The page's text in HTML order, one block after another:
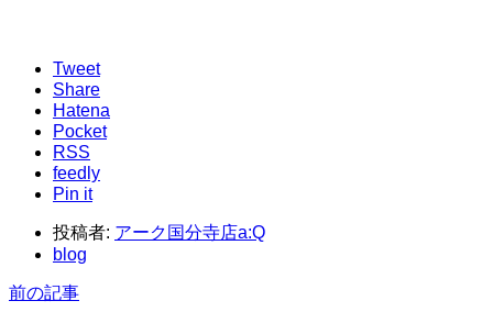
Tweet
Share
Hatena
Pocket
RSS
feedly
Pin it
投稿者: アーク国分寺店a:Q
blog
前の記事